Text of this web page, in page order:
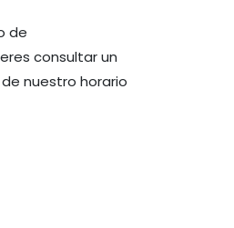
de
consultar un
nuestro horario